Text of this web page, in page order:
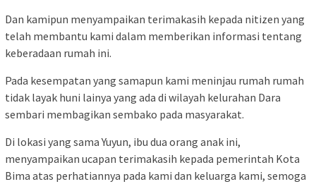
Dan kamipun menyampaikan terimakasih kepada nitizen yang
telah membantu kami dalam memberikan informasi tentang
keberadaan rumah ini.
Pada kesempatan yang samapun kami meninjau rumah rumah
tidak layak huni lainya yang ada di wilayah kelurahan Dara
sembari membagikan sembako pada masyarakat.
Di lokasi yang sama Yuyun, ibu dua orang anak ini,
menyampaikan ucapan terimakasih kepada pemerintah Kota
Bima atas perhatiannya pada kami dan keluarga kami, semoga